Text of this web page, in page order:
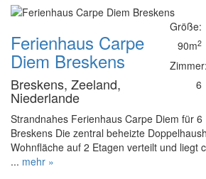
Ferienhaus Carpe
Diem Breskens
Breskens, Zeeland,
Niederlande
Größe:
90m2
Zimmer:
6
Strandnahes Ferienhaus Carpe Diem für
Breskens Die zentral beheizte
Wohnfläche auf 2 Etagen verteilt und liegt
... mehr »